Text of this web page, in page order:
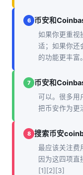
6 币安和
如果你更重视
适；如果你还
的功能更丰
7 币安和
可以。很多用
把币安作为更
8 搜索币安
最应该关注费
因为这四项直
[1][2][3]